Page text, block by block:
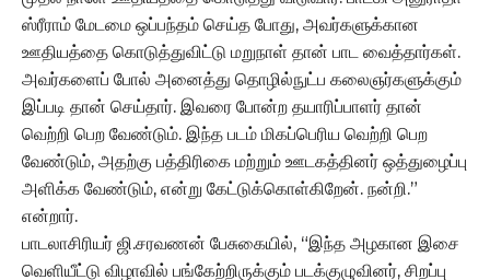
ஸ்ரீராம் மேடமை ஒப்பந்தம் செய்த போது, அவர்களுக்கான
ஊதியத்தை கொடுத்துவிட்டு மறுநாள் தான் பாட வைத்தார்கள்.
அவர்களைப் போல் அனைத்து தொழில்நுட்ப கலைஞர்களுக்கும்
இப்படி தான் செய்தார். இவரை போன்ற தயாரிப்பாளர் தான்
வெற்றி பெற வேண்டும். இந்த படம் மிகப்பெரிய வெற்றி பெற
வேண்டும், அதற்கு பத்திரிகை மற்றும் ஊடகத்தினர் ஒத்துழைப்பு
அளிக்க வேண்டும், என்று கேட்டுக்கொள்கிறேன். நன்றி.”
என்றார்.
பாடலாசிரியர் ஜி.சரவணன் பேசுகையில், “இந்த அழகான இசை
வெளியீட்டு விழாவில் பங்கேற்றிருக்கும் படக்குழுவினர், சிறப்பு